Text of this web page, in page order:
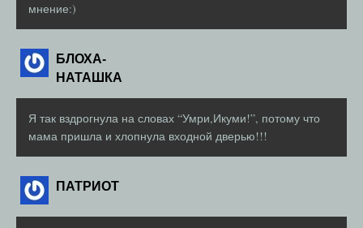
мнение:)
БЛОХА-
НАТАШКА
Я так вздрогнула на словах “Умри,Икуми!”, потому что
мама пришла и хлопнула входной дверью!!!
ПАТРИОТ